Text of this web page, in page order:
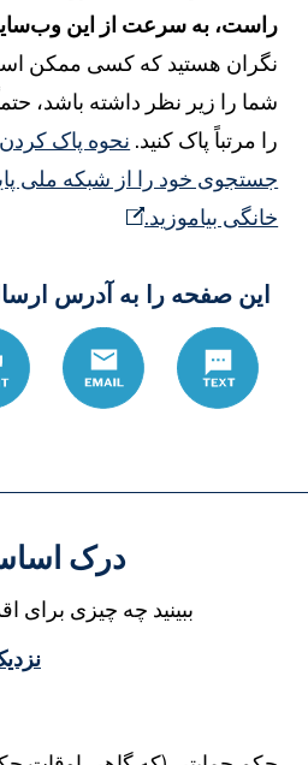
راست، به سرعت از این وب‌سایت
نگران هستید که کسی ممکن است
شما را زیر نظر داشته باشد، حتماً
را مرتباً پاک کنید.نحوه پاک کردن
جستجوی خود را از شبکه ملی
خانگی بیاموزید.
این صفحه را به آدرس ارسال
Text
Email چاپ
درک
ببینید چه چیزی برای اقدام
نزدیک -